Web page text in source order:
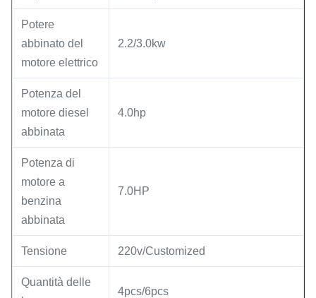
Potere
abbinato del
motore elettrico
2.2/3.0kw
Potenza del
motore diesel
abbinata
4.0hp
Potenza di
motore a
benzina
abbinata
7.0HP
Tensione 220v/Customized
Quantità delle
4pcs/6pcs